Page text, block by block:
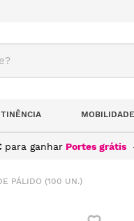
MOBILIDADE
para ganhar Portes grátis
PÁLIDO (100 UN.)